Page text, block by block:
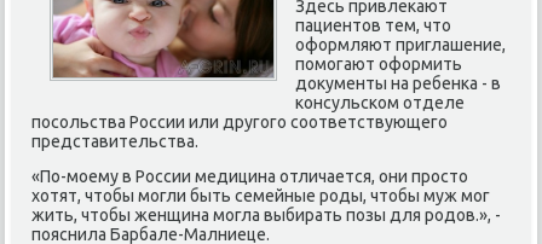
Здесь привлекают
пациентов тем, что
оформляют приглашение,
помогают оформить
документы на ребенка - в
консульском отделе
посольства России или другого соответствующего
представительства.
«По-моему в России медицина отличается, они просто
хотят, чтобы могли быть семейные роды, чтобы муж мог
жить, чтобы женщина могла выбирать позы для родов.», -
пояснила Барбале-Малниеце.